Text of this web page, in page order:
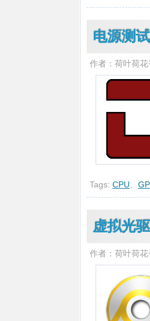
电源测
作者：荷叶荷花
Tags: CPU
虚拟光
作者：荷叶荷花